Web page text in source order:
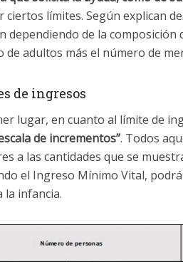
ciertos límites. Según explican
dependiendo de la composición
de adultos más el número de
de ingresos
lugar, en cuanto al límite de
de incrementos”. Todos
a las cantidades que se
el Ingreso Mínimo Vital,
la infancia.